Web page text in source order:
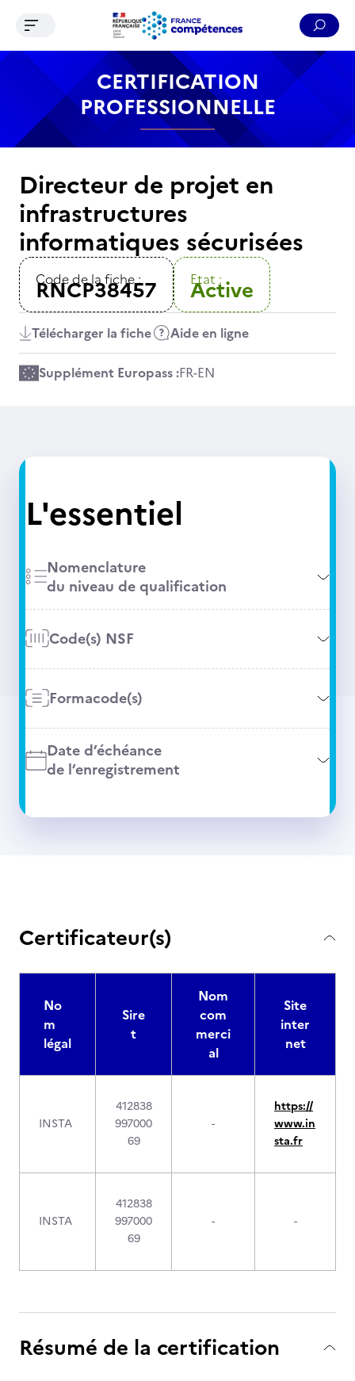
Contenu Recherche Menu Pied de page
Ouvrir le menu de navigation
CERTIFICATION
PROFESSIONNELLE
Directeur de projet en
infrastructures
informatiques sécurisées
Code de la fiche :
RNCP38457 Etat :
Active
Télécharger la fiche Aide en ligne
Supplément Europass :FR-EN
L'essentiel
Nomenclature
du niveau de qualification
Code(s) NSF
Formacode(s)
Date d’échéance
de l’enregistrement
Certificateur(s)
No
m
légal
Sire
t
Nom
com
merci
al
Site
inter
net
INSTA
412838
997000
69
-
https://
www.in
sta.fr
INSTA
412838
997000
69
- -
Résumé de la certification